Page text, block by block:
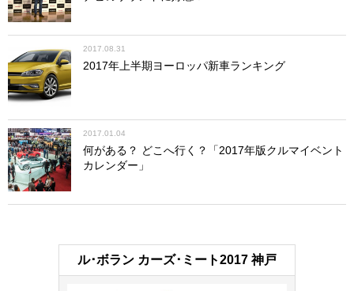
2017.08.31
2017年上半期ヨーロッパ新車ランキング
2017.01.04
何がある？ どこへ行く？「2017年版クルマイベント
カレンダー」
ル･ボラン カーズ･ミート2017 神戸